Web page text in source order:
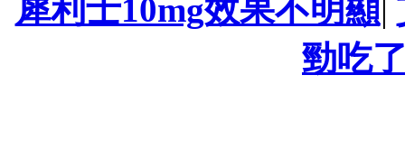
犀利士10mg效果不明顯|
勁吃